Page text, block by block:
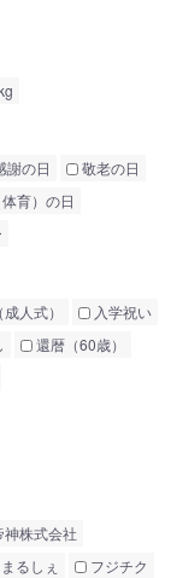
謝の日
敬老の日
育）の日
人式）
入学祝い
還暦（60歳）
神株式会社
るしぇ
フジチク